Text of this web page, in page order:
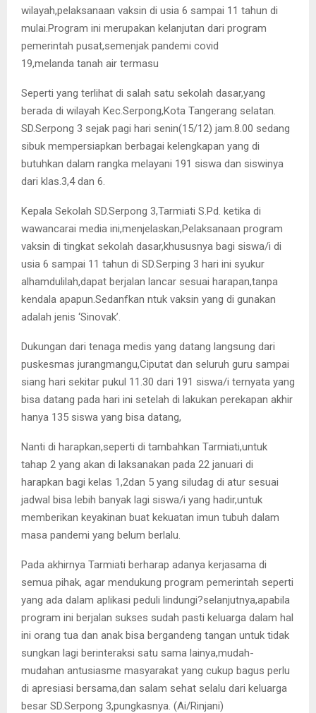
wilayah,pelaksanaan vaksin di usia 6 sampai 11 tahun di
mulai.Program ini merupakan kelanjutan dari program
pemerintah pusat,semenjak pandemi covid
19,melanda tanah air termasu
Seperti yang terlihat di salah satu sekolah dasar,yang
berada di wilayah Kec.Serpong,Kota Tangerang selatan.
SD.Serpong 3 sejak pagi hari senin(15/12) jam.8.00 sedang
sibuk mempersiapkan berbagai kelengkapan yang di
butuhkan dalam rangka melayani 191 siswa dan siswinya
dari klas.3,4 dan 6.
Kepala Sekolah SD.Serpong 3,Tarmiati S.Pd. ketika di
wawancarai media ini,menjelaskan,Pelaksanaan program
vaksin di tingkat sekolah dasar,khususnya bagi siswa/i di
usia 6 sampai 11 tahun di SD.Serping 3 hari ini syukur
alhamdulilah,dapat berjalan lancar sesuai harapan,tanpa
kendala apapun.Sedanfkan ntuk vaksin yang di gunakan
adalah jenis ‘Sinovak’.
Dukungan dari tenaga medis yang datang langsung dari
puskesmas jurangmangu,Ciputat dan seluruh guru sampai
siang hari sekitar pukul 11.30 dari 191 siswa/i ternyata yang
bisa datang pada hari ini setelah di lakukan perekapan akhir
hanya 135 siswa yang bisa datang,
Nanti di harapkan,seperti di tambahkan Tarmiati,untuk
tahap 2 yang akan di laksanakan pada 22 januari di
harapkan bagi kelas 1,2dan 5 yang siludag di atur sesuai
jadwal bisa lebih banyak lagi siswa/i yang hadir,untuk
memberikan keyakinan buat kekuatan imun tubuh dalam
masa pandemi yang belum berlalu.
Pada akhirnya Tarmiati berharap adanya kerjasama di
semua pihak, agar mendukung program pemerintah seperti
yang ada dalam aplikasi peduli lindungi?selanjutnya,apabila
program ini berjalan sukses sudah pasti keluarga dalam hal
ini orang tua dan anak bisa bergandeng tangan untuk tidak
sungkan lagi berinteraksi satu sama lainya,mudah-
mudahan antusiasme masyarakat yang cukup bagus perlu
di apresiasi bersama,dan salam sehat selalu dari keluarga
besar SD.Serpong 3,pungkasnya. (Ai/Rinjani)